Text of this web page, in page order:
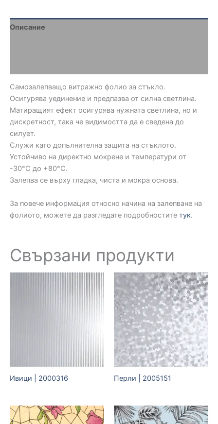
Описание
Самозалепващо витражно фолио за стъкло.
Осигурява уединение и предпазва от силна светлина.
Матиращият ефект осигурява нужната светлина, но и
дискретност, така че видимостта да е сведена до
силует.
Служи като допълнителна защита на стъклото.
Устойчиво на директно мокрене и температури от
-30°C до +80°C.
Залепва се върху гладка, чиста и мокра основа.
За повече информация относно начина на залепване на
фолиото, можете да разгледате подробностите тук.
Свързани продукти
Ивици | 2000316 Перли | 2005151